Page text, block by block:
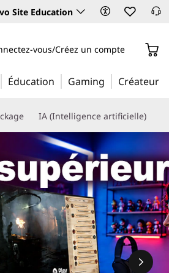
Site Education
vous/Créez un compte
Éducation Gaming Créateur
IA (Intelligence artificielle)